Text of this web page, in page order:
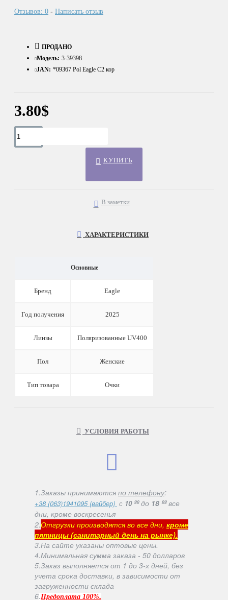
Отзывов: 0 - Написать отзыв
3.80$
ПРОДАНО
Модель: 3-39398
JAN: *09367 Pol Eagle C2 кор
КУПИТЬ
В заметки
ХАРАКТЕРИСТИКИ
Основные
Бренд Eagle
Год получения 2025
Линзы Поляризованные UV400
Пол Женские
Тип товара Очки
УСЛОВИЯ РАБОТЫ
1.Заказы принимаются по телефону:
+38 (063)1941095 (вайбер) с 10 ººдо 18 ººвсе
дни, кроме воскресенья
2.Отгрузки производятся во все дни, кроме
пятницы (санитарный день на рынке).
3.На сайте указаны оптовые цены.
4.Минимальная сумма заказа - 50 долларов
5.Заказ выполняется от 1 до 3-х дней, без
учета срока доставки, в зависимости от
загруженности склада
6.Предоплата 100%.